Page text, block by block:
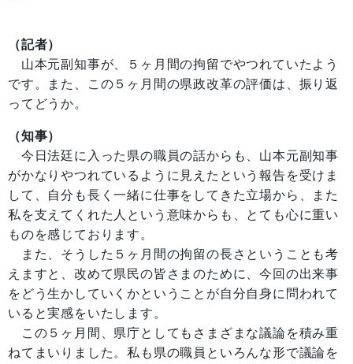
（記者）
山本元副知事が、５ヶ月間の拘留でやつれていたよう
です。また、この５ヶ月間の県政改革の評価は、振り返
ってどうか。
（知事）
今日法廷に入った県の職員の話からも、山本元副知事
がかなりやつれているように見えたという報告を受けま
して、自分も長く一緒に仕事をしてきた立場から、また
私を支えてくれた人という意味からも、とても心に重い
ものを感じております。
また、そうした５ヶ月間の拘留の長さということも考
えますと、改めて県民の皆さまのために、今回の出来事
をどう生かしていくかということが自分自身に問われて
いると実感をいたします。
この５ヶ月間、県庁としてもさまざまな議論を積み重
ねてまいりました。私も県の職員といろんな形で議論を